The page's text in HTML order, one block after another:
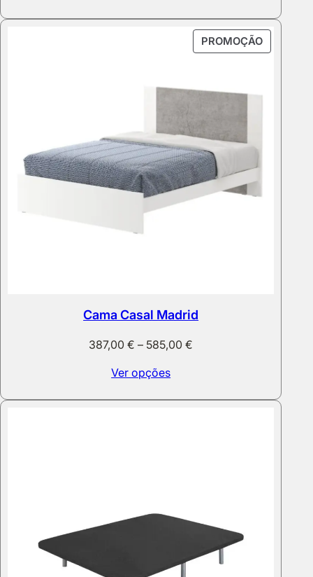
PROMOÇÃO
EM
Cama Casal Madrid
387,00€ – 585,00€
Ver opções